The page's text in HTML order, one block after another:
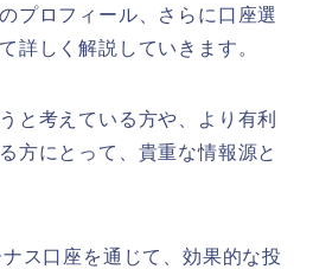
プロフィール、さらに口座選
詳しく解説していきます。
と考えている方や、より有利
方にとって、貴重な情報源と
ス口座を通じて、効果的な投